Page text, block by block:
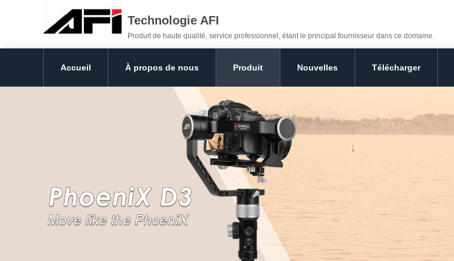
Technologie AFI
Produit de haute qualité, service professionnel, étant le principal fournisseur dans ce domaine.
Accueil À propos de nous Produit Nouvelles Télécharger